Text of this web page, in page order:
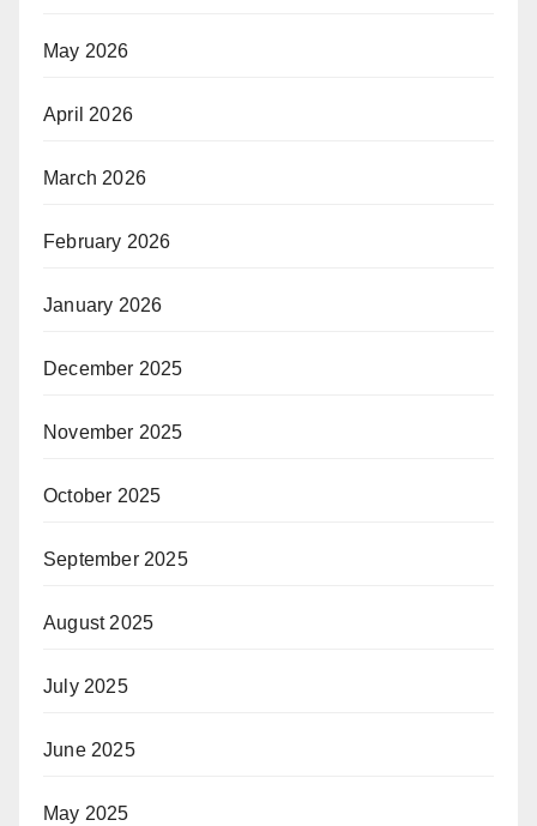
May 2026
April 2026
March 2026
February 2026
January 2026
December 2025
November 2025
October 2025
September 2025
August 2025
July 2025
June 2025
May 2025